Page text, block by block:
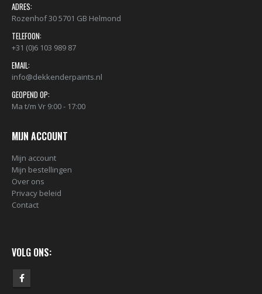
ADRES:
Rozenhof 30 5701 GB Helmond
TELEFOON:
+31 (0)6 103 989 87
EMAIL:
info@dekkenderpaints.nl
GEOPEND OP:
Ma t/m Vr 9:00 - 17:00
MIJN ACCOUNT
Mijn account
Mijn bestellingen
Over ons
Privacy beleid
Contact
VOLG ONS: